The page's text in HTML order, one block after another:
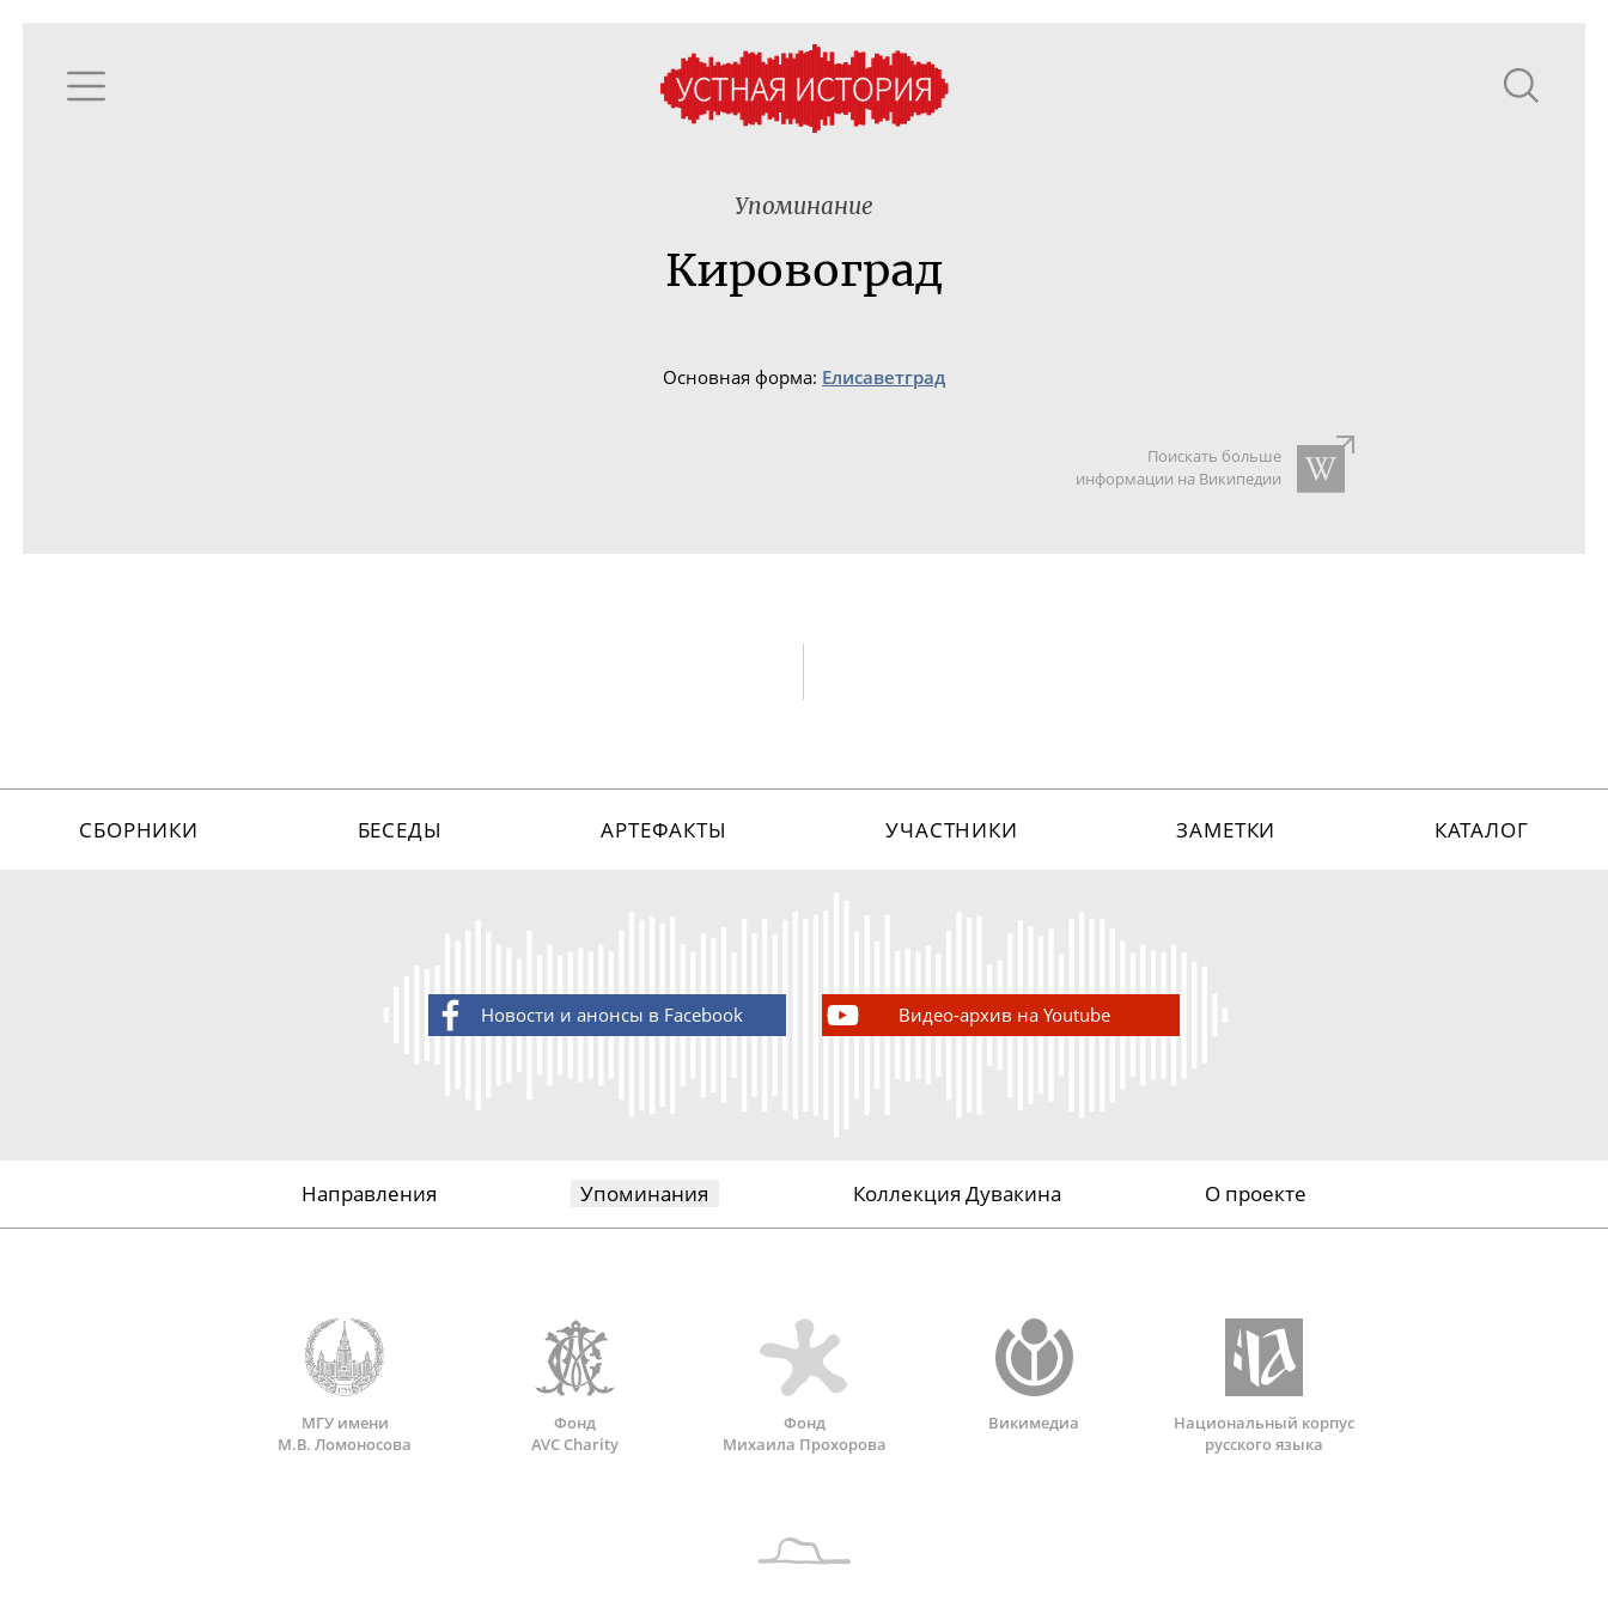
Упоминание
Кировоград
Основная форма: Елисаветград
Поискать больше
информации на Википедии
СБОРНИКИ БЕСЕДЫ АРТЕФАКТЫ УЧАСТНИКИ ЗАМЕТКИ КАТАЛОГ
Новости и анонсы в Facebook Видео-архив на Youtube
Направления Упоминания Коллекция Дувакина О проекте
МГУ имени
М.В. Ломоносова
Фонд
AVC Charity
Фонд
Михаила Прохорова
Викимедиа
Национальный корпус
русского языка